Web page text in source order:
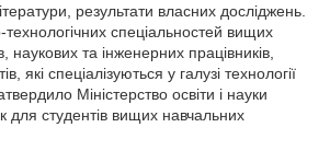
результати власних досліджень.
технологічних спеціальностей вищих
наукових та інженерних працівників,
які спеціалізуються у галузі технології
Міністерство освіти і науки
для студентів вищих навчальних